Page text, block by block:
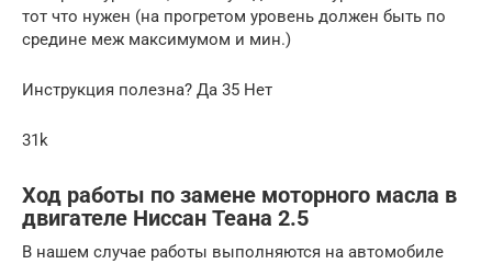
тот что нужен (на прогретом уровень должен быть по
средине меж максимумом и мин.)
Инструкция полезна? Да 35 Нет
31k
Ход работы по замене моторного масла в
двигателе Ниссан Теана 2.5
В нашем случае работы выполняются на автомобиле